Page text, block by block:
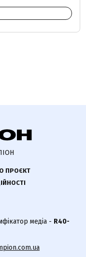
ПРОЄКТ
медіа - R40-